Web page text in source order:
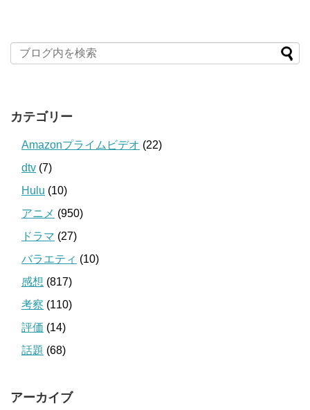
カテゴリー
Amazonプライムビデオ (22)
dtv (7)
Hulu (10)
アニメ (950)
ドラマ (27)
バラエティ (10)
感想 (817)
考察 (110)
評価 (14)
話題 (68)
アーカイブ